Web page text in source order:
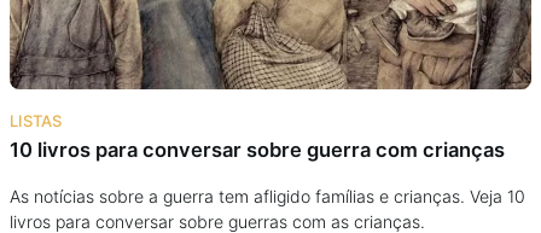
LISTAS
10 livros para conversar sobre guerra com crianças
As notícias sobre a guerra tem afligido famílias e crianças. Veja 10
livros para conversar sobre guerras com as crianças.